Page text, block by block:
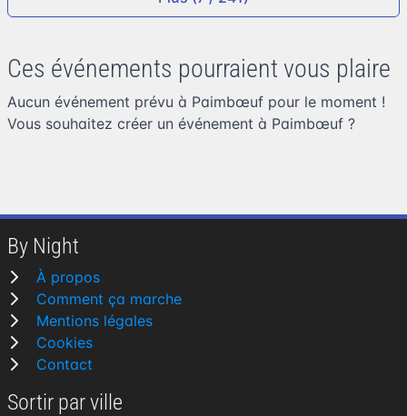
Ces événements pourraient vous plaire
Aucun événement prévu à Paimbœuf pour le moment !
Vous souhaitez créer un événement à Paimbœuf ?
By Night
À propos
Comment ça marche
Mentions légales
Cookies
Contact
Sortir par ville